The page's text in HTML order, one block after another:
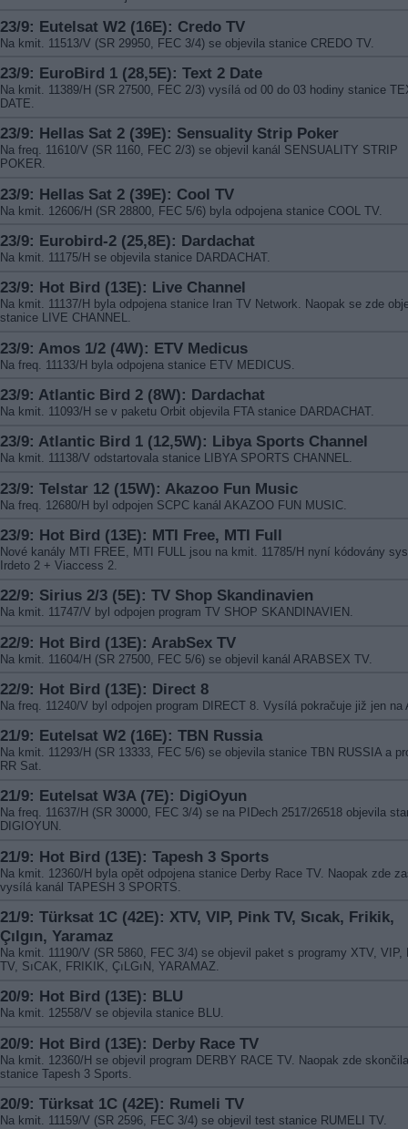
23/9: Eutelsat W2 (16E): Credo TV
Na kmit. 11513/V (SR 29950, FEC 3/4) se objevila stanice CREDO TV.
23/9: EuroBird 1 (28,5E): Text 2 Date
Na kmit. 11389/H (SR 27500, FEC 2/3) vysílá od 00 do 03 hodiny stanice
DATE.
23/9: Hellas Sat 2 (39E): Sensuality Strip Poker
Na freq. 11610/V (SR 1160, FEC 2/3) se objevil kanál SENSUALITY STRIP
POKER.
23/9: Hellas Sat 2 (39E): Cool TV
Na kmit. 12606/H (SR 28800, FEC 5/6) byla odpojena stanice COOL TV.
23/9: Eurobird-2 (25,8E): Dardachat
Na kmit. 11175/H se objevila stanice DARDACHAT.
23/9: Hot Bird (13E): Live Channel
Na kmit. 11137/H byla odpojena stanice Iran TV Network. Naopak se zde
stanice LIVE CHANNEL.
23/9: Amos 1/2 (4W): ETV Medicus
Na freq. 11133/H byla odpojena stanice ETV MEDICUS.
23/9: Atlantic Bird 2 (8W): Dardachat
Na kmit. 11093/H se v paketu Orbit objevila FTA stanice DARDACHAT.
23/9: Atlantic Bird 1 (12,5W): Libya Sports Channel
Na kmit. 11138/V odstartovala stanice LIBYA SPORTS CHANNEL.
23/9: Telstar 12 (15W): Akazoo Fun Music
Na freq. 12680/H byl odpojen SCPC kanál AKAZOO FUN MUSIC.
23/9: Hot Bird (13E): MTI Free, MTI Full
Nové kanály MTI FREE, MTI FULL jsou na kmit. 11785/H nyní kódovány
Irdeto 2 + Viaccess 2.
22/9: Sirius 2/3 (5E): TV Shop Skandinavien
Na kmit. 11747/V byl odpojen program TV SHOP SKANDINAVIEN.
22/9: Hot Bird (13E): ArabSex TV
Na kmit. 11604/H (SR 27500, FEC 5/6) se objevil kanál ARABSEX TV.
22/9: Hot Bird (13E): Direct 8
Na freq. 11240/V byl odpojen program DIRECT 8. Vysílá pokračuje již jen na
21/9: Eutelsat W2 (16E): TBN Russia
Na kmit. 11293/H (SR 13333, FEC 5/6) se objevila stanice TBN RUSSIA a
RR Sat.
21/9: Eutelsat W3A (7E): DigiOyun
Na freq. 11637/H (SR 30000, FEC 3/4) se na PIDech 2517/26518 objevila
DIGIOYUN.
21/9: Hot Bird (13E): Tapesh 3 Sports
Na kmit. 12360/H byla opět odpojena stanice Derby Race TV. Naopak zde
vysílá kanál TAPESH 3 SPORTS.
21/9: Türksat 1C (42E): XTV, VIP, Pink TV, Sıcak, Frikik,
Çılgın, Yaramaz
Na kmit. 11190/V (SR 5860, FEC 3/4) se objevil paket s programy XTV, VIP,
TV, SıCAK, FRIKIK, ÇıLGıN, YARAMAZ.
20/9: Hot Bird (13E): BLU
Na kmit. 12558/V se objevila stanice BLU.
20/9: Hot Bird (13E): Derby Race TV
Na kmit. 12360/H se objevil program DERBY RACE TV. Naopak zde skončila
stanice Tapesh 3 Sports.
20/9: Türksat 1C (42E): Rumeli TV
Na kmit. 11159/V (SR 2596, FEC 3/4) se objevil test stanice RUMELI TV.